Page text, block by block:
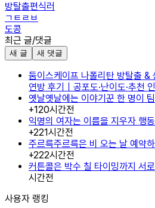
방탈출편식러
ㄱㅌㄹㅂ
도콩
최근 글/댓글
새 글 새 댓글
둠이스케이프 나폴리탄 방탈출
연방 후기｜공포도·난이도·추천
옛날옛날에는 이야기꾼 한 명이
+120시간전
익명의 여자는 이름을 지우자 행
+221시간전
주르륵주르륵은 비 오는 날 예약
+222시간전
커튼콜은 박수 칠 타이밍까지 서
시간전
사용자 랭킹